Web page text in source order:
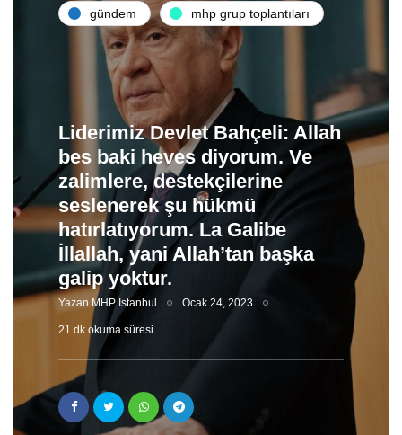
gündem mhp grup toplantıları
Liderimiz Devlet Bahçeli: Allah
bes baki heves diyorum. Ve
zalimlere, destekçilerine
seslenerek şu hükmü
hatırlatıyorum. La Galibe
İllallah, yani Allah’tan başka
galip yoktur.
Yazan MHP İstanbul Ocak 24, 2023
21 dk okuma süresi